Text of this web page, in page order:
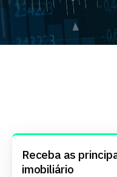
Receba as
imobiliário